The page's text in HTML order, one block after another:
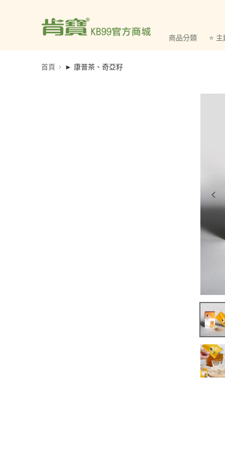
商品分類 ⭐
首頁 ► 康普茶、奇亞籽